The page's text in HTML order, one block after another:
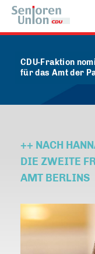
CDU-Fraktion
für das Amt der
++ NACH
DIE ZWEITE
AMT BERLINS